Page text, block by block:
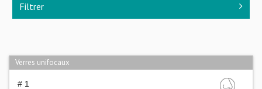
Filtrer
Verres unifocaux
# 1